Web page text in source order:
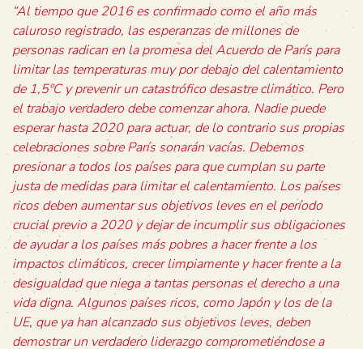
“Al tiempo que 2016 es confirmado como el año más
caluroso registrado, las esperanzas de millones de
personas radican en la promesa del Acuerdo de París para
limitar las temperaturas muy por debajo del calentamiento
de 1,5ºC y prevenir un catastrófico desastre climático. Pero
el trabajo verdadero debe comenzar ahora. Nadie puede
esperar hasta 2020 para actuar, de lo contrario sus propias
celebraciones sobre París sonarán vacías. Debemos
presionar a todos los países para que cumplan su parte
justa de medidas para limitar el calentamiento. Los países
ricos deben aumentar sus objetivos leves en el período
crucial previo a 2020 y dejar de incumplir sus obligaciones
de ayudar a los países más pobres a hacer frente a los
impactos climáticos, crecer limpiamente y hacer frente a la
desigualdad que niega a tantas personas el derecho a una
vida digna. Algunos países ricos, como Japón y los de la
UE, que ya han alcanzado sus objetivos leves, deben
demostrar un verdadero liderazgo comprometiéndose a